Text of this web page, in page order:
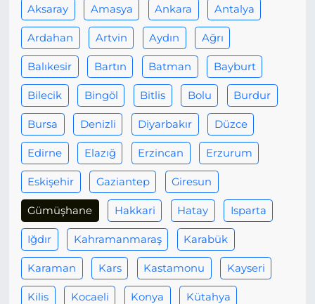
Aksaray Amasya Ankara Antalya
Ardahan Artvin Aydın Ağrı
Balıkesir Bartın Batman Bayburt
Bilecik Bingöl Bitlis Bolu Burdur
Bursa Denizli Diyarbakır Düzce
Edirne Elazığ Erzincan Erzurum
Eskişehir Gaziantep Giresun
Gümüşhane Hakkari Hatay Isparta
Iğdır Kahramanmaraş Karabük
Karaman Kars Kastamonu Kayseri
Kilis Kocaeli Konya Kütahya